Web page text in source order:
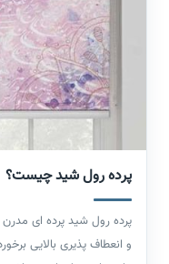
عبور نور 20 درصدی
همین علتی است بر اینکه
برای کسانی است که
سولیت در محیط خانه
بیشتر استفاده می شود.
پرده رول شید چیست؟
پرده رول شید پرده ای
و انعطاف پذیری بالایی